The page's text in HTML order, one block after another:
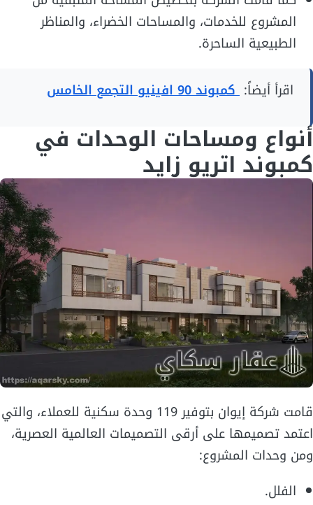
المشروع للخدمات، والمساحات الخضراء، والمناظر
الطبيعية الساحرة.
اقرأ أيضاً: كمبوند 90 افينيو التجمع الخامس
أنواع ومساحات الوحدات في
كمبوند اتريو زايد
قامت شركة إيوان بتوفير 119 وحدة سكنية للعملاء، والتي
اعتمد تصميمها على أرقى التصميمات العالمية العصرية،
ومن وحدات المشروع:
الفلل.